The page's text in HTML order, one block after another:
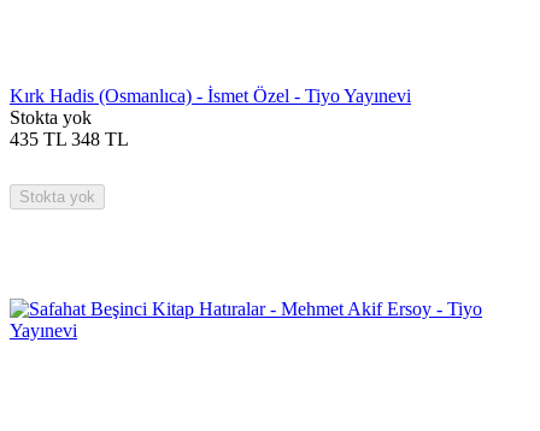
Kırk Hadis (Osmanlıca) - İsmet Özel - Tiyo Yayınevi
Stokta yok
435 TL 348 TL
Stokta yok